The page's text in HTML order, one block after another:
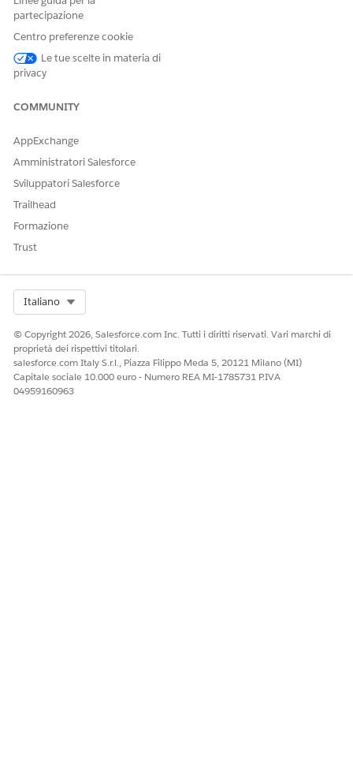
partecipazione
Centro preferenze cookie
Le tue scelte in materia di
privacy
COMMUNITY
AppExchange
Amministratori Salesforce
Sviluppatori Salesforce
Trailhead
Formazione
Trust
Italiano
© Copyright 2026, Salesforce.com Inc. Tutti i diritti riservati. Vari marchi di
proprietà dei rispettivi titolari.
salesforce.com Italy S.r.l., Piazza Filippo Meda 5, 20121 Milano (MI)
Capitale sociale 10.000 euro - Numero REA MI-1785731 P.IVA
04959160963